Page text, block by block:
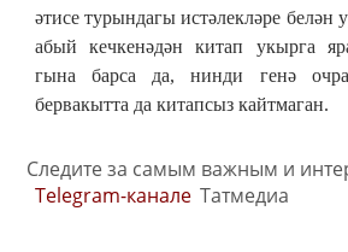
әтисе турындагы истәлекләре белән
абый кечкенәдән китап укырга
гына барса да, нинди генә
бервакытта да китапсыз кайтмаган.
Следите за самым важным и
Telegram-канале Татмедиа